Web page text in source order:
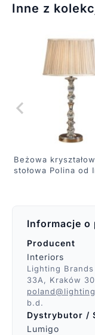
Inne z
Beżowa
stołowa Polina od
Informacje
Producent
Interiors
Lighting
33A, Kraków
b.d.
Dystrybutor /
Lumigo